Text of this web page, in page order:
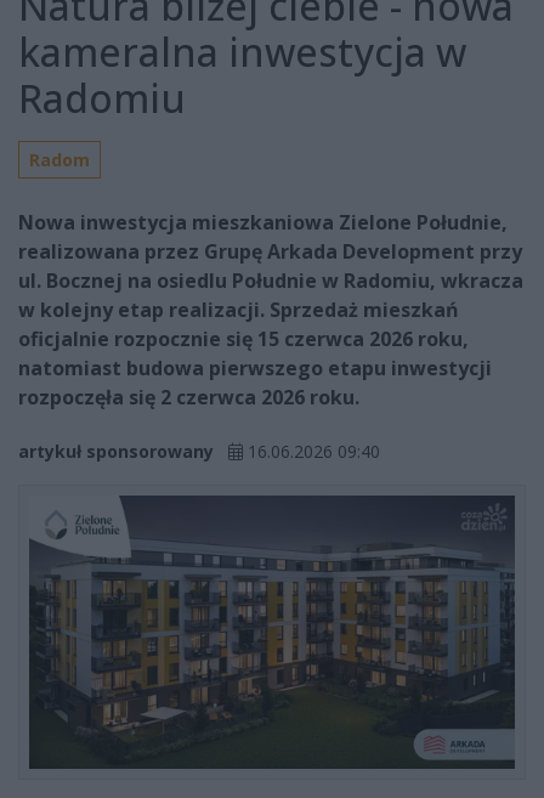
kameralna inwestycja w
Radomiu
Radom
Nowa inwestycja mieszkaniowa Zielone Południe,
realizowana przez Grupę Arkada Development przy
ul. Bocznej na osiedlu Południe w Radomiu, wkracza
w kolejny etap realizacji. Sprzedaż mieszkań
oficjalnie rozpocznie się 15 czerwca 2026 roku,
natomiast budowa pierwszego etapu inwestycji
rozpoczęła się 2 czerwca 2026 roku.
artykuł sponsorowany 16.06.2026 09:40